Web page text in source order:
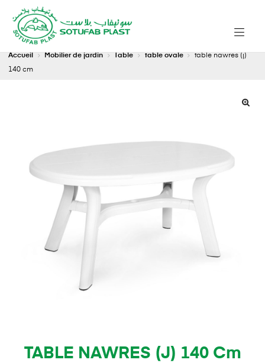
Accueil Mobilier de jardin Table table ovale
table nawres (j)
140 cm
TABLE NAWRES (J) 140 Cm